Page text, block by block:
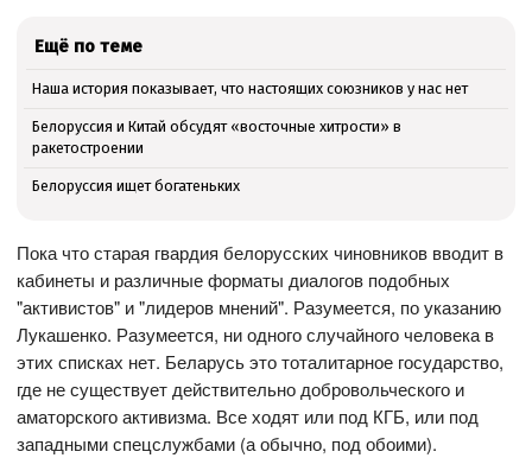
Ещё по теме
Наша история показывает, что настоящих союзников у нас нет
Белоруссия и Китай обсудят «восточные хитрости» в
ракетостроении
Белоруссия ищет богатеньких
Пока что старая гвардия белорусских чиновников вводит в
кабинеты и различные форматы диалогов подобных
"активистов" и "лидеров мнений". Разумеется, по указанию
Лукашенко. Разумеется, ни одного случайного человека в
этих списках нет. Беларусь это тоталитарное государство,
где не существует действительно добровольческого и
аматорского активизма. Все ходят или под КГБ, или под
западными спецслужбами (а обычно, под обоими).